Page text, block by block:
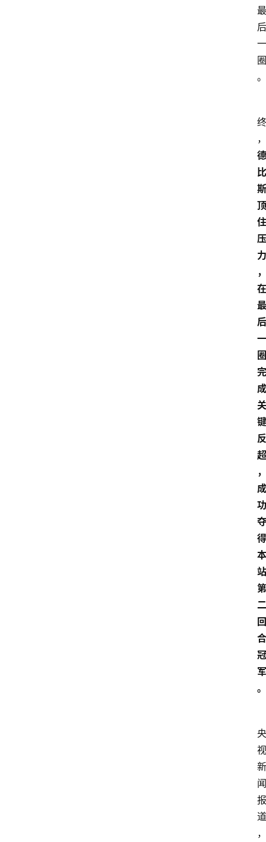
最
后
一
圈
。
终
，
德
比
斯
顶
住
压
力
，
在
最
后
一
圈
完
成
关
键
反
超
，
成
功
夺
得
本
站
第
二
回
合
冠
军
。
央
视
新
闻
报
道
，